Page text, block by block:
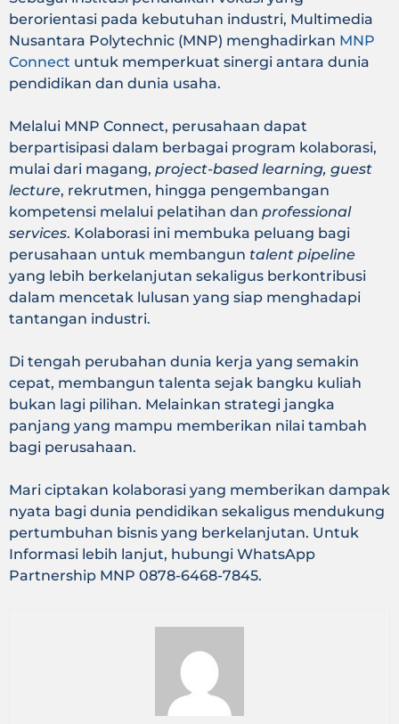
berorientasi pada kebutuhan industri, Multimedia
Nusantara Polytechnic (MNP) menghadirkan MNP
Connect untuk memperkuat sinergi antara dunia
pendidikan dan dunia usaha.
Melalui MNP Connect, perusahaan dapat
berpartisipasi dalam berbagai program kolaborasi,
mulai dari magang, project-based learning, guest
lecture, rekrutmen, hingga pengembangan
kompetensi melalui pelatihan dan professional
services. Kolaborasi ini membuka peluang bagi
perusahaan untuk membangun talent pipeline
yang lebih berkelanjutan sekaligus berkontribusi
dalam mencetak lulusan yang siap menghadapi
tantangan industri.
Di tengah perubahan dunia kerja yang semakin
cepat, membangun talenta sejak bangku kuliah
bukan lagi pilihan. Melainkan strategi jangka
panjang yang mampu memberikan nilai tambah
bagi perusahaan.
Mari ciptakan kolaborasi yang memberikan dampak
nyata bagi dunia pendidikan sekaligus mendukung
pertumbuhan bisnis yang berkelanjutan. Untuk
Informasi lebih lanjut, hubungi WhatsApp
Partnership MNP 0878-6468-7845.